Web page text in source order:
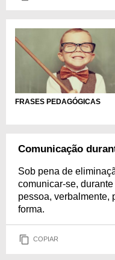
FRASES PEDAGÓGICAS
Comunicação
Sob pena de
comunicar-se,
pessoa, verbalmente,
forma.
COPIAR